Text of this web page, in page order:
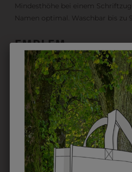
Mindesthöhe bei einem
Namen optimal. Waschbar bis zu
EMBLEM
Kann gestickt oder bedruckt
einsetzbar und beim Sticken
möglich.
DRUCK
Perfekt für große Logos und für
kostet jede Farbe extra und ist
möglich. Waschbar bis zu 60°C.